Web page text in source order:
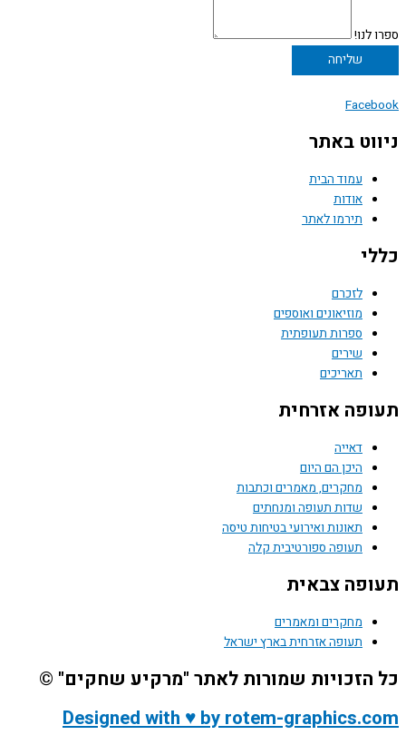
ספרו לנו!
שליחה
Facebook
ניווט באתר
עמוד הבית
אודות
תירמו לאתר
כללי
לזכרם
מוזיאונים ואוספים
ספרות תעופתית
שירים
תאריכים
תעופה אזרחית
דאייה
היכן הם היום
מחקרים, מאמרים וכתבות
שדות תעופה ומנחתים
תאונות ואירועי בטיחות טיסה
תעופה ספורטיבית קלה
תעופה צבאית
מחקרים ומאמרים
תעופה אזרחית בארץ ישראל
כל הזכויות שמורות לאתר "מרקיע שחקים" ©
Designed with ♥ by rotem-graphics.com